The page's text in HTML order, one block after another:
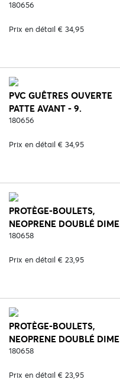
180656
Prix en détail € 34,95
PVC GUÊTRES OUVERTE
PATTE AVANT - 9.
BORDEAUX
180656
Prix en détail € 34,95
PROTÈGE-BOULETS,
NEOPRENE DOUBLÉ DIME
- 1. BLANC
180658
Prix en détail € 23,95
PROTÈGE-BOULETS,
NEOPRENE DOUBLÉ DIME
- 6. BLEU
180658
Prix en détail € 23,95